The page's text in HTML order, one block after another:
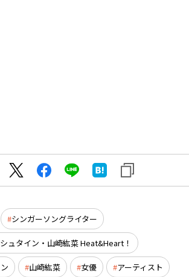
シンガーソングライター
ュタイン・山崎紘菜 Heat&Heart！
山崎紘菜 女優 アーティスト